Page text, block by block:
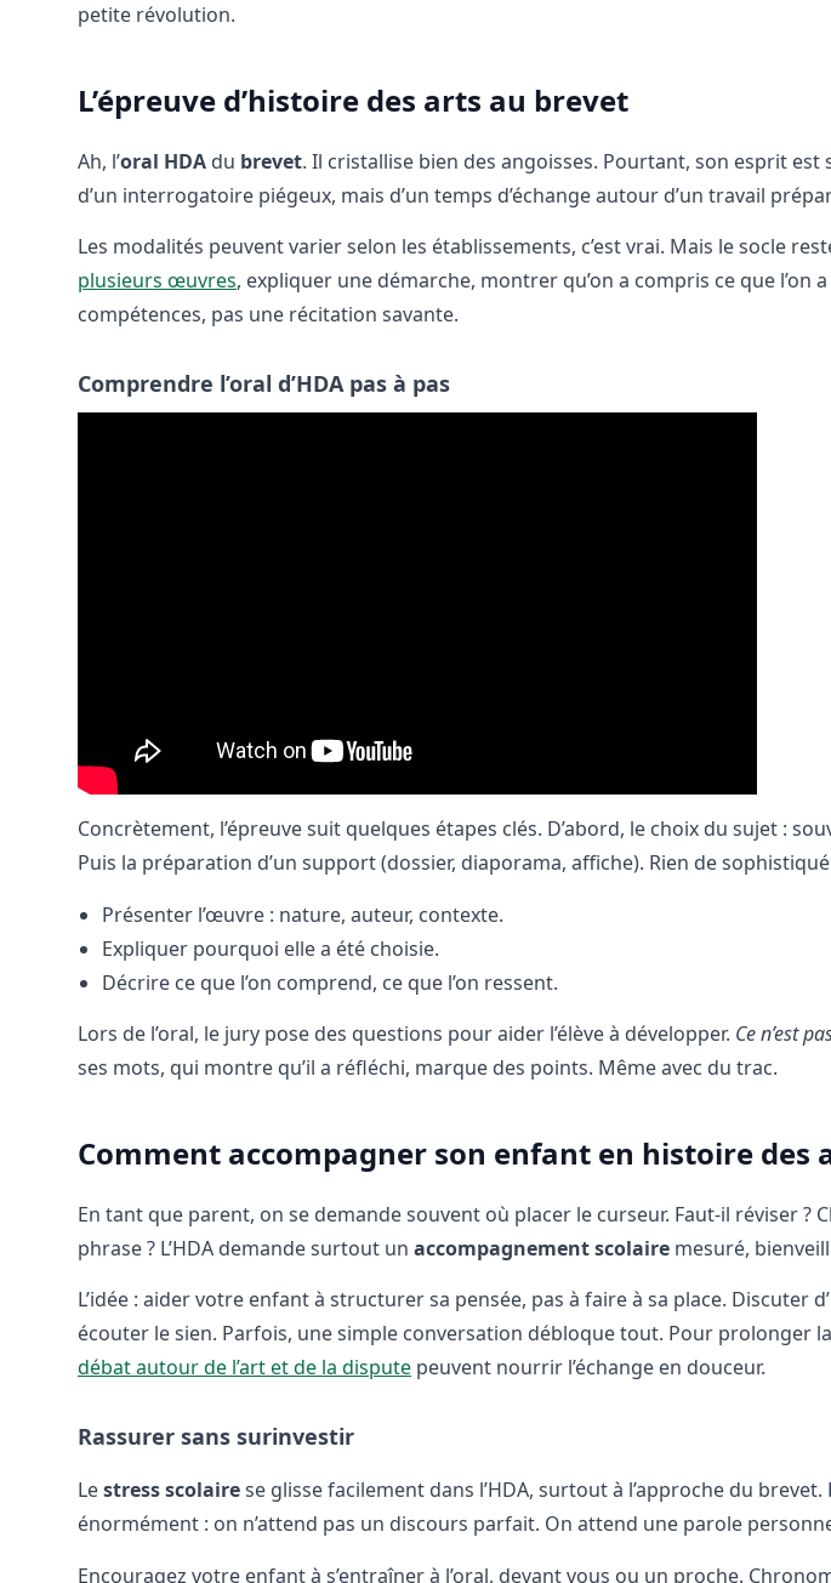
petite révolution.
L’épreuve d’histoire des arts au brevet
Ah, l’oral HDA du brevet. Il cristallise bien des angoisses. Pourtant, son esprit est
d’un interrogatoire piégeux, mais d’un temps d’échange autour d’un travail
Les modalités peuvent varier selon les établissements, c’est vrai. Mais le socle
plusieurs œuvres, expliquer une démarche, montrer qu’on a compris ce que l’on
compétences, pas une récitation savante.
Comprendre l’oral d’HDA pas à pas
Concrètement, l’épreuve suit quelques étapes clés. D’abord, le choix du sujet :
Puis la préparation d’un support (dossier, diaporama, affiche). Rien de
Présenter l’œuvre : nature, auteur, contexte.
Expliquer pourquoi elle a été choisie.
Décrire ce que l’on comprend, ce que l’on ressent.
Lors de l’oral, le jury pose des questions pour aider l’élève à développer. Ce n’est
ses mots, qui montre qu’il a réfléchi, marque des points. Même avec du trac.
Comment accompagner son enfant en histoire des
En tant que parent, on se demande souvent où placer le curseur. Faut-il réviser ?
phrase ? L’HDA demande surtout un accompagnement scolaire mesuré,
L’idée : aider votre enfant à structurer sa pensée, pas à faire à sa place. Discuter
écouter le sien. Parfois, une simple conversation débloque tout. Pour prolonger
débat autour de l’art et de la dispute peuvent nourrir l’échange en douceur.
Rassurer sans surinvestir
Lestress scolairese glisse facilement dans l’HDA, surtout à l’approche du brevet.
énormément : on n’attend pas un discours parfait. On attend une parole
Encouragez votre enfant à s’entraîner à l’oral, devant vous ou un proche.